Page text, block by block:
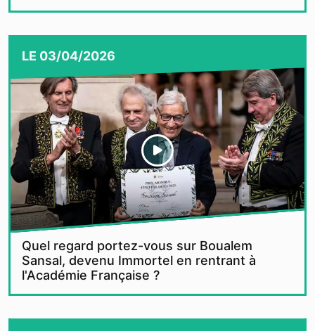
LE 03/04/2026
Quel regard portez-vous sur Boualem
Sansal, devenu Immortel en rentrant à
l'Académie Française ?